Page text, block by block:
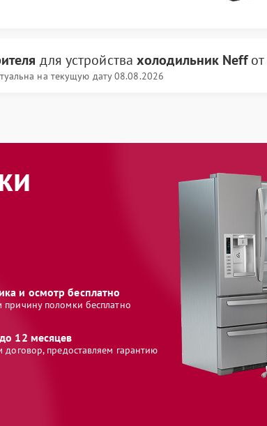
для устройствахолодильник Neffот
на текущую дату 08.08.2026
и осмотр бесплатно
поломки бесплатно
12 месяцев
договор, предоставляем гарантию